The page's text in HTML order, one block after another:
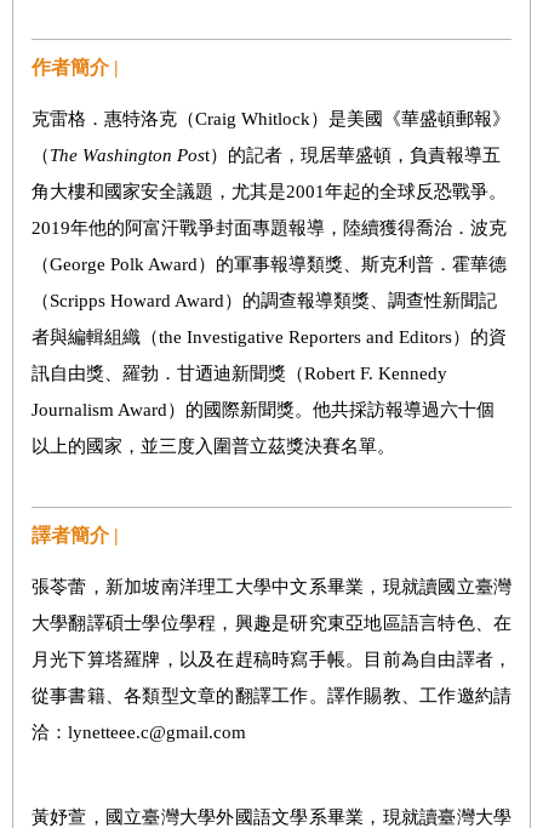
作者簡介 |
克雷格．惠特洛克（Craig Whitlock）是美國《華盛頓郵報》
（The Washington Post）的記者，現居華盛頓，負責報導五
角大樓和國家安全議題，尤其是2001年起的全球反恐戰爭。
2019年他的阿富汗戰爭封面專題報導，陸續獲得喬治．波克
（George Polk Award）的軍事報導類獎、斯克利普．霍華德
（Scripps Howard Award）的調查報導類獎、調查性新聞記
者與編輯組織（the Investigative Reporters and Editors）的資
訊自由獎、羅勃．甘迺迪新聞獎（Robert F. Kennedy
Journalism Award）的國際新聞獎。他共採訪報導過六十個
以上的國家，並三度入圍普立茲獎決賽名單。
譯者簡介 |
張苓蕾，新加坡南洋理工大學中文系畢業，現就讀國立臺灣
大學翻譯碩士學位學程，興趣是研究東亞地區語言特色、在
月光下算塔羅牌，以及在趕稿時寫手帳。目前為自由譯者，
從事書籍、各類型文章的翻譯工作。譯作賜教、工作邀約請
洽：lynetteee.c@gmail.com
黃妤萱，國立臺灣大學外國語文學系畢業，現就讀臺灣大學